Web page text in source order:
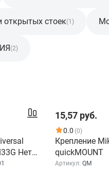
стоек(1)
(2)
Нет
15,57 руб.
0.0 (0)
Крепление
quickMOUNT
Артикул: QM